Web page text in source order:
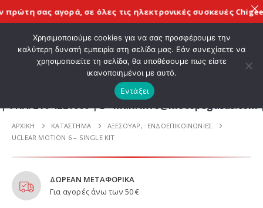
ΚΑΛΩΣ ΗΡΘΑΤΕ ΣΤΟ E-SHOP ΜΟΤΟ ΠΗΓΑΣΟΣ !
| E - mail: info@motopegasus.com | ΕΠΙΣΗΜΟΣ
ΑΡΧΙΚΉ ΚΑΤΆΣΤΗΜΑ ΑΞΕΣΟΥΑΡ,
ΕΝΔΟΕΠΙΚΟΙΝΩΝΙΕΣ
UCLEAR MOTION 6 – SINGLE KIT
ΔΩΡΕΑΝ ΜΕΤΑΦΟΡΙΚΑ
Για αγορές άνω των 50 €
σας αγορά, σε όλες τις ηλεκτρονικές συσκευές Chigeeμε
Χρησιμοποιούμε cookies για να σας προσφέρουμε την
καλύτερη δυνατή εμπειρία στη σελίδα μας. Εάν συνεχίσετε να
χρησιμοποιείτε τη σελίδα, θα υποθέσουμε πως είστε
ικανοποιημένοι με αυτό.
Εντάξει